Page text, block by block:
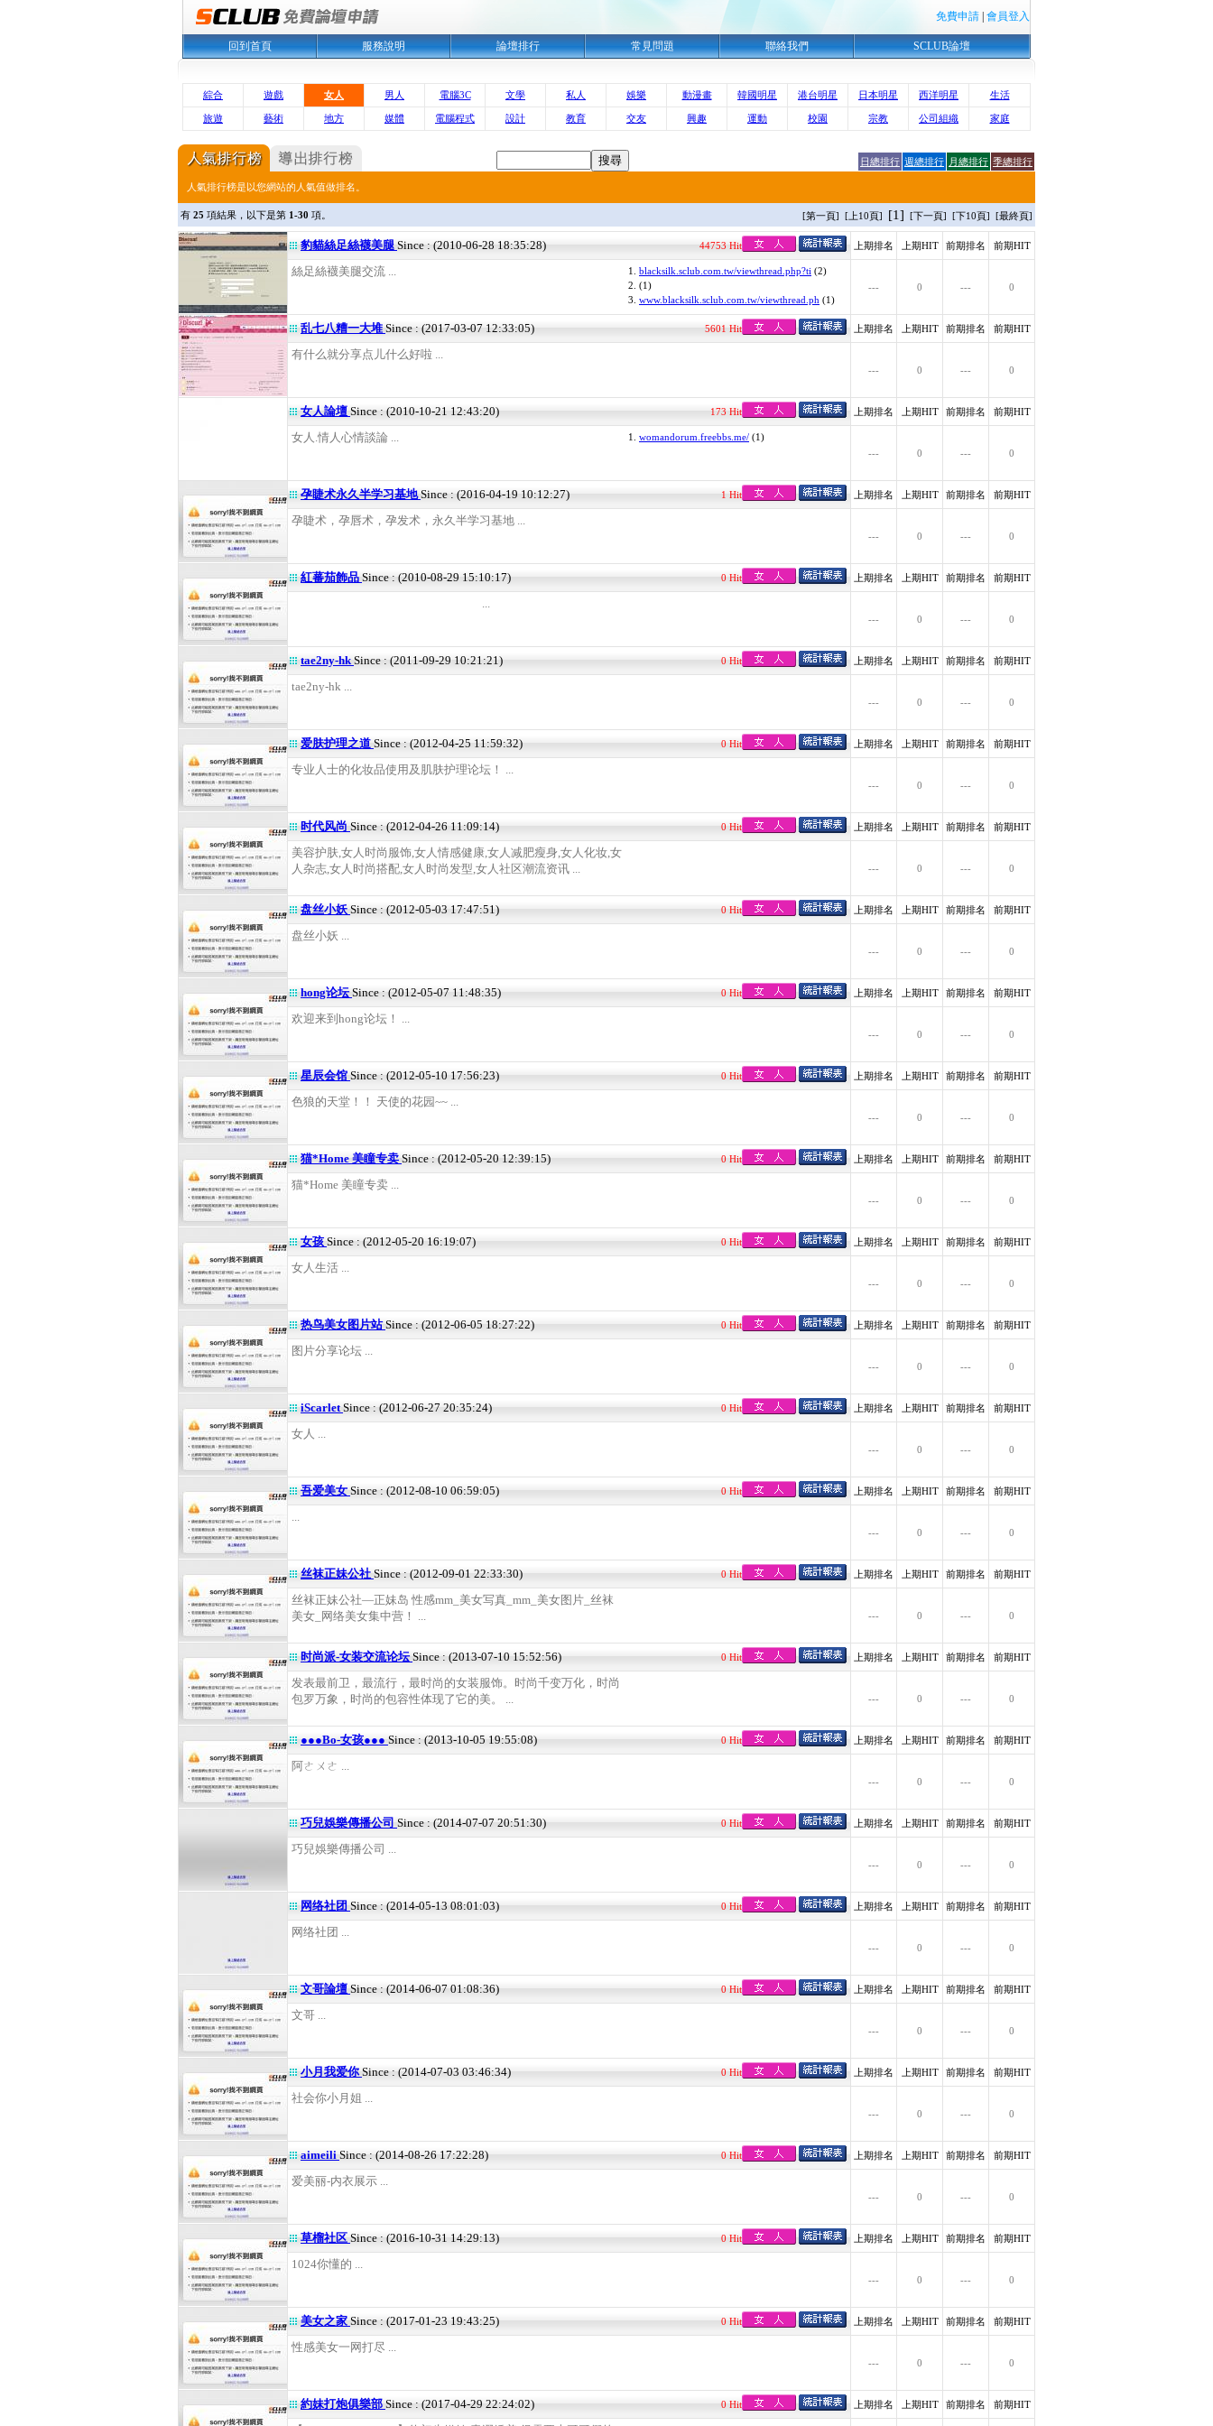
免費申請 會員登入
回到首頁 服務說明 論壇排行 常見問題 聯絡我們 SCLUB論壇
綜合 遊戲 女人 男人 電腦3C 文學 私人 娛樂 動漫畫 韓國明星 港台明星 日本明星 西洋明星 生活
旅遊 藝術 地方 媒體 電腦程式 設計 教育 交友 興趣 運動 校園 宗教 公司組織 家庭
日總排行 週總排行 月總排行 季總排行
人氣排行榜是以您網站的人氣值做排名。
有 25 項結果，以下是第 1-30 項。 [第一頁] [上10頁] [1] [下一頁] [下10頁] [最終頁]
豹貓絲足絲襪美腿Since : (2010-06-28 18:35:28) 44753 Hit 上期排名 上期HIT 前期排名 前期HIT
絲足絲襪美腿交流 ... 1. blacksilk.sclub.com.tw/viewthread.php?ti (2)
2. (1)
3. www.blacksilk.sclub.com.tw/viewthread.ph (1)
--- 0 --- 0
乱七八糟一大堆Since : (2017-03-07 12:33:05) 5601 Hit 上期排名 上期HIT 前期排名 前期HIT
有什么就分享点儿什么好啦 ...
--- 0 --- 0
女人論壇 Since : (2010-10-21 12:43:20) 173 Hit 上期排名 上期HIT 前期排名 前期HIT
女人.情人心情談論 ... 1. womandorum.freebbs.me/ (1)
---
0 --- 0
孕睫术永久半学习基地Since : (2016-04-19 10:12:27) 1 Hit 上期排名 上期HIT 前期排名 前期HIT
孕睫术，孕唇术，孕发术，永久半学习基地 ...
--- 0 --- 0
紅蕃茄飾品 Since : (2010-08-29 15:10:17) 0 Hit 上期排名 上期HIT 前期排名 前期HIT
...
--- 0 --- 0
tae2ny-hkSince : (2011-09-29 10:21:21) 0 Hit 上期排名 上期HIT 前期排名 前期HIT
tae2ny-hk ...
--- 0 --- 0
爱肤护理之道Since : (2012-04-25 11:59:32) 0 Hit 上期排名 上期HIT 前期排名 前期HIT
专业人士的化妆品使用及肌肤护理论坛！ ...
--- 0 --- 0
时代风尚 Since : (2012-04-26 11:09:14) 0 Hit 上期排名 上期HIT 前期排名 前期HIT
美容护肤,女人时尚服饰,女人情感健康,女人减肥瘦身,女人化妆,女
人杂志,女人时尚搭配,女人时尚发型,女人社区潮流资讯 ...
--- 0 --- 0
盘丝小妖 Since : (2012-05-03 17:47:51) 0 Hit 上期排名 上期HIT 前期排名 前期HIT
盘丝小妖 ...
--- 0 --- 0
hong论坛Since : (2012-05-07 11:48:35) 0 Hit 上期排名 上期HIT 前期排名 前期HIT
欢迎来到hong论坛！ ...
--- 0 --- 0
星辰会馆 Since : (2012-05-10 17:56:23) 0 Hit 上期排名 上期HIT 前期排名 前期HIT
色狼的天堂！！ 天使的花园~~ ...
--- 0 --- 0
猫*Home 美瞳专卖Since : (2012-05-20 12:39:15) 0 Hit 上期排名 上期HIT 前期排名 前期HIT
猫*Home 美瞳专卖 ...
--- 0 --- 0
女孩 Since : (2012-05-20 16:19:07) 0 Hit 上期排名 上期HIT 前期排名 前期HIT
女人生活 ...
--- 0 --- 0
热鸟美女图片站Since : (2012-06-05 18:27:22) 0 Hit 上期排名 上期HIT 前期排名 前期HIT
图片分享论坛 ...
--- 0 --- 0
iScarletSince : (2012-06-27 20:35:24) 0 Hit 上期排名 上期HIT 前期排名 前期HIT
女人 ...
--- 0 --- 0
吾爱美女 Since : (2012-08-10 06:59:05) 0 Hit 上期排名 上期HIT 前期排名 前期HIT
...
--- 0 --- 0
丝袜正妹公社Since : (2012-09-01 22:33:30) 0 Hit 上期排名 上期HIT 前期排名 前期HIT
丝袜正妹公社—正妹岛 性感mm_美女写真_mm_美女图片_丝袜
美女_网络美女集中营！ ...
--- 0 --- 0
时尚派-女装交流论坛Since : (2013-07-10 15:52:56) 0 Hit 上期排名 上期HIT 前期排名 前期HIT
发表最前卫，最流行，最时尚的女装服饰。时尚千变万化，时尚
包罗万象，时尚的包容性体现了它的美。 ...
--- 0 --- 0
●●●Bo-女孩●●● Since : (2013-10-05 19:55:08) 0 Hit 上期排名 上期HIT 前期排名 前期HIT
阿ㄜㄨㄜ ...
--- 0 --- 0
巧兒娛樂傳播公司 Since : (2014-07-07 20:51:30) 0 Hit 上期排名 上期HIT 前期排名 前期HIT
巧兒娛樂傳播公司 ...
--- 0 --- 0
网络社团 Since : (2014-05-13 08:01:03) 0 Hit 上期排名 上期HIT 前期排名 前期HIT
网络社团 ...
--- 0 --- 0
文哥論壇 Since : (2014-06-07 01:08:36) 0 Hit 上期排名 上期HIT 前期排名 前期HIT
文哥 ...
--- 0 --- 0
小月我爱你Since : (2014-07-03 03:46:34) 0 Hit 上期排名 上期HIT 前期排名 前期HIT
社会你小月姐 ...
--- 0 --- 0
aimeili Since : (2014-08-26 17:22:28) 0 Hit 上期排名 上期HIT 前期排名 前期HIT
爱美丽-内衣展示 ...
--- 0 --- 0
草榴社区 Since : (2016-10-31 14:29:13) 0 Hit 上期排名 上期HIT 前期排名 前期HIT
1024你懂的 ...
--- 0 --- 0
美女之家Since : (2017-01-23 19:43:25) 0 Hit 上期排名 上期HIT 前期排名 前期HIT
性感美女一网打尽 ...
--- 0 --- 0
約妹打炮俱樂部 Since : (2017-04-29 22:24:02) 0 Hit 上期排名 上期HIT 前期排名 前期HIT